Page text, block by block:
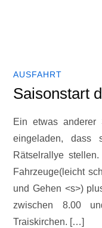
AUSFAHRT
Saisonstart
Ein etwas anderer
eingeladen, dass
Rätselrallye
Fahrzeuge(leicht
und Gehen <s>)
zwischen 8.00
Traiskirchen. […]